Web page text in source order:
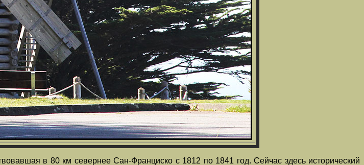
в 80 км севернее Сан-Франциско с 1812 по 1841 год. Сейчас здесь исторический